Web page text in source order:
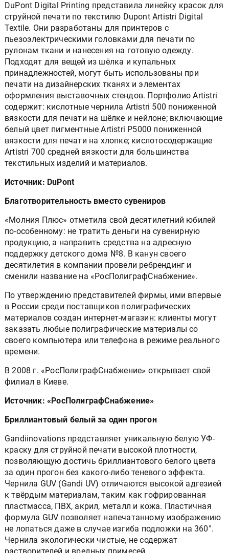
DuPont Digital Printing представила линейку красок для
струйной печати по текстилю Dupont Artistri Digital
Textile. Они разработаны для принтеров с
пьезоэлектрическими головками для печати по
рулонам ткани и нанесения на готовую одежду.
Подходят для вещей из шёлка и купальных
принадлежностей, могут быть использованы при
печати на дизайнерских тканях и элементах
оформления выставочных стендов. Портфолио Artistri
содержит: кислотные чернила Artistri 500 пониженной
вязкости для печати на шёлке и нейлоне; включающие
белый цвет пигментные Artistri P5000 пониженной
вязкости для печати на хлопке; кислотосодержащие
Artistri 700 средней вязкости для большинства
текстильных изделий и материалов.
Источник: DuPont
Благотворительность вместо сувениров
«Молния Плюс» отметила свой десятилетний юбилей
по-особенному: не тратить деньги на сувенирную
продукцию, а направить средства на адресную
поддержку детского дома №8. В канун своего
десятилетия в компании провели ребрендинг и
сменили название на «РосПолиграфСнабжение».
По утверждению представителей фирмы, ими впервые
в России среди поставщиков полиграфических
материалов создан интернет-магазин: клиенты могут
заказать любые полиграфические материалы со
своего компьютера или телефона в режиме реального
времени.
В 2008 г. «РосПолиграфСнабжение» открывает свой
филиал в Киеве.
Источник: «РосПолиграфСнабжение»
Бриллиантовый белый за один прогон
Gandiinovations представляет уникальную белую УФ-
краску для струйной печати высокой плотности,
позволяющую достичь бриллиантового белого цвета
за один прогон без какого-либо теневого эффекта.
Чернила GUV (Gandi UV) отличаются высокой адгезией
к твёрдым материалам, таким как гофрированная
пластмасса, ПВХ, акрил, металл и кожа. Пластичная
формула GUV позволяет напечатанному изображению
не лопаться даже в случае изгиба подложки на 360°.
Чернила экологически чистые, не содержат